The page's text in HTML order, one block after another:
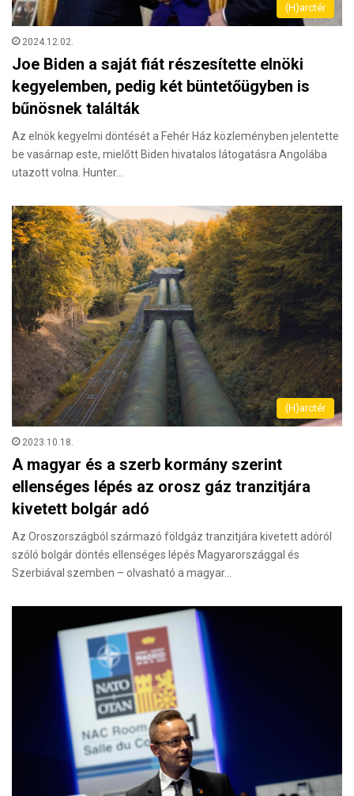
(H)arctér
2024.12.02.
Joe Biden a saját fiát részesítette elnöki
kegyelemben, pedig két büntetőügyben is
bűnösnek találták
Az elnök kegyelmi döntését a Fehér Ház közleményben jelentette
be vasárnap este, mielőtt Biden hivatalos látogatásra Angolába
utazott volna. Hunter…
(H)arctér
2023.10.18.
A magyar és a szerb kormány szerint
ellenséges lépés az orosz gáz tranzitjára
kivetett bolgár adó
Az Oroszországból származó földgáz tranzitjára kivetett adóról
szóló bolgár döntés ellenséges lépés Magyarországgal és
Szerbiával szemben – olvasható a magyar…